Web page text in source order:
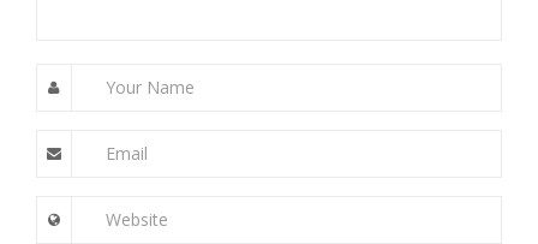
Your Name
Email
Website